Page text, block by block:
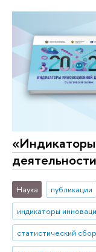
Наука публикации
статистический